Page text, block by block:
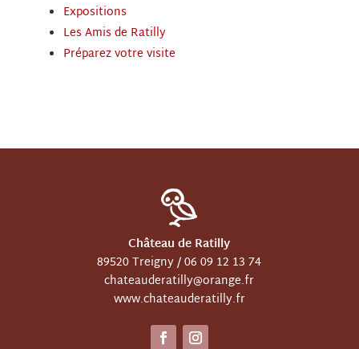
Expositions
Les Amis de Ratilly
Préparez votre visite
Château de Ratilly
89520 Treigny /06 09 12 13 74
chateauderatilly@orange.fr
www.chateauderatilly.fr